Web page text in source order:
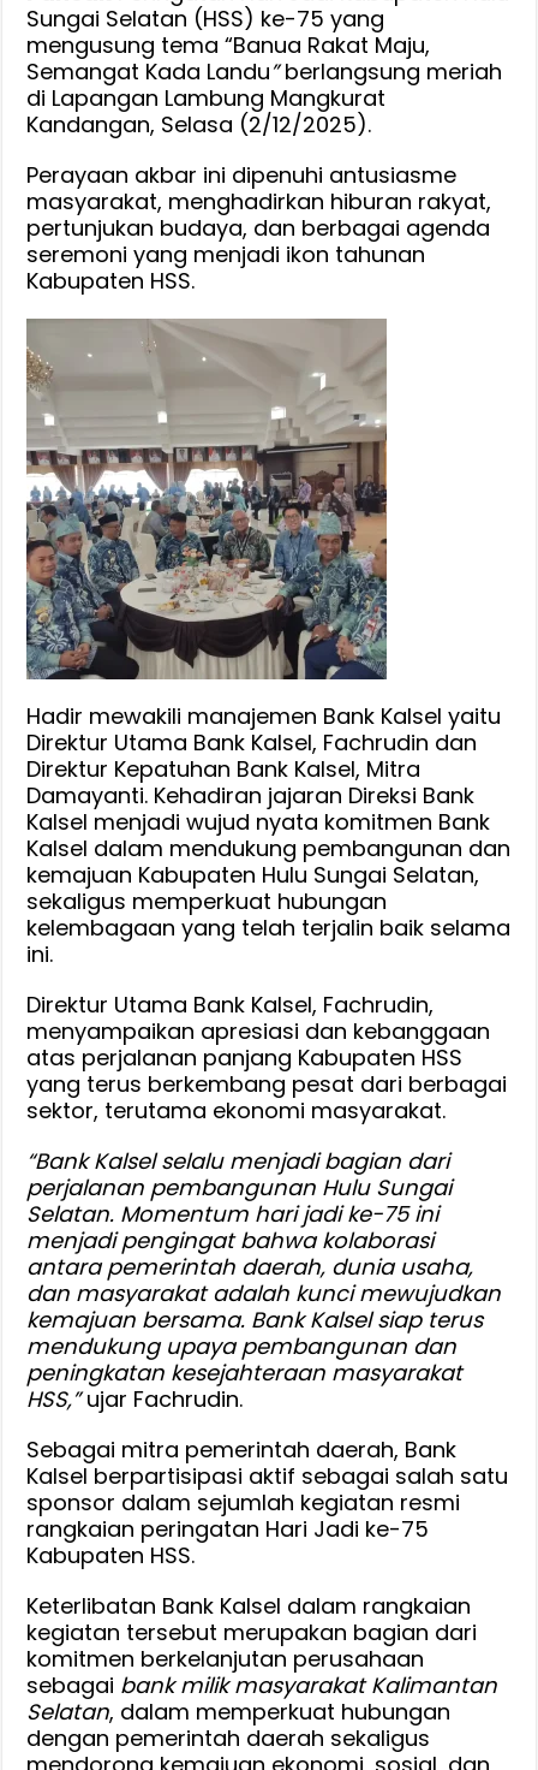
Hadiri
Hari
Sungai
Selatan
ke-
Sungai Selatan (HSS) ke-75 yang
mengusung tema “Banua Rakat Maju,
Semangat Kada Landu”berlangsung meriah
di Lapangan Lambung Mangkurat
Kandangan, Selasa (2/12/2025).
Perayaan akbar ini dipenuhi antusiasme
masyarakat, menghadirkan hiburan rakyat,
pertunjukan budaya, dan berbagai agenda
seremoni yang menjadi ikon tahunan
Kabupaten HSS.
Hadir mewakili manajemen Bank Kalsel yaitu
Direktur Utama Bank Kalsel, Fachrudin dan
Direktur Kepatuhan Bank Kalsel, Mitra
Damayanti. Kehadiran jajaran Direksi Bank
Kalsel menjadi wujud nyata komitmen Bank
Kalsel dalam mendukung pembangunan dan
kemajuan Kabupaten Hulu Sungai Selatan,
sekaligus memperkuat hubungan
kelembagaan yang telah terjalin baik selama
ini.
Direktur Utama Bank Kalsel, Fachrudin,
menyampaikan apresiasi dan kebanggaan
atas perjalanan panjang Kabupaten HSS
yang terus berkembang pesat dari berbagai
sektor, terutama ekonomi masyarakat.
“Bank Kalsel selalu menjadi bagian dari
perjalanan pembangunan Hulu Sungai
Selatan. Momentum hari jadi ke-75 ini
menjadi pengingat bahwa kolaborasi
antara pemerintah daerah, dunia usaha,
dan masyarakat adalah kunci mewujudkan
kemajuan bersama. Bank Kalsel siap terus
mendukung upaya pembangunan dan
peningkatan kesejahteraan masyarakat
HSS,”ujar Fachrudin.
Sebagai mitra pemerintah daerah, Bank
Kalsel berpartisipasi aktif sebagai salah satu
sponsor dalam sejumlah kegiatan resmi
rangkaian peringatan Hari Jadi ke-75
Kabupaten HSS.
Keterlibatan Bank Kalsel dalam rangkaian
kegiatan tersebut merupakan bagian dari
komitmen berkelanjutan perusahaan
sebagai bank milik masyarakat Kalimantan
Selatan, dalam memperkuat hubungan
dengan pemerintah daerah sekaligus